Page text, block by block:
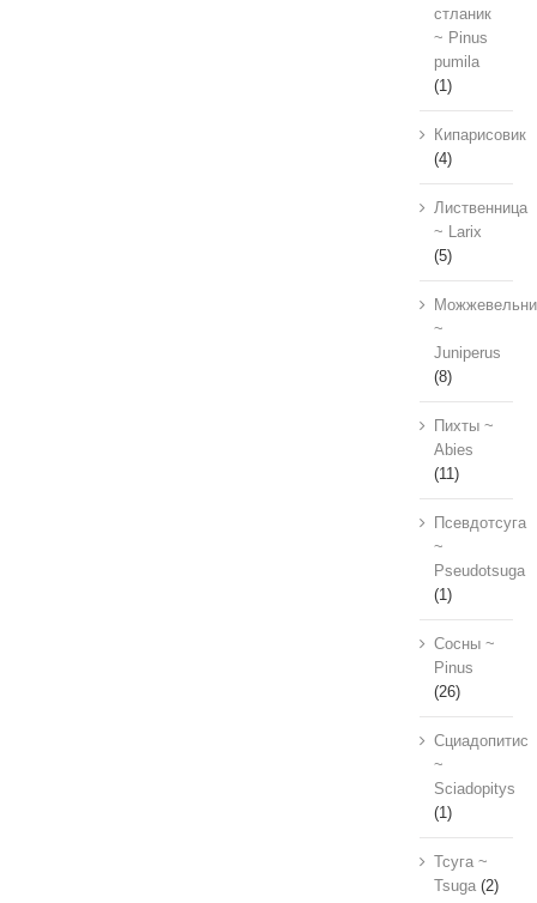
стланик
~ Pinus
pumila
(1)
Кипарисовик
(4)
Лиственница
~ Larix
(5)
~
Juniperus
(8)
Пихты ~
Abies
(11)
Псевдотсуга
~
Pseudotsuga
(1)
Сосны ~
Pinus
(26)
Сциадопитис
~
Sciadopitys
(1)
Тсуга ~
Tsuga (2)